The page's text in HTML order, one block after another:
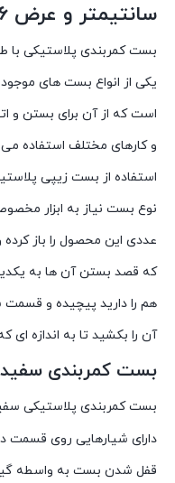
سانتیمتر و عرض 3.6 میلیمتر
یکی از انواع بست های موجود
است که از آن برای بستن و
و کارهای مختلف استفاده
استفاده از بست زیپی
عددی این محصول را باز
که قصد بستن آن ها به
هم را دارید پیچیده و
آن را بکشید تا به اندازه
بست کمربندی سفید
بست کمربندی پلاستیکی سفید
دارای شیارهایی روی قسمت
قفل شدن بست به واسطه